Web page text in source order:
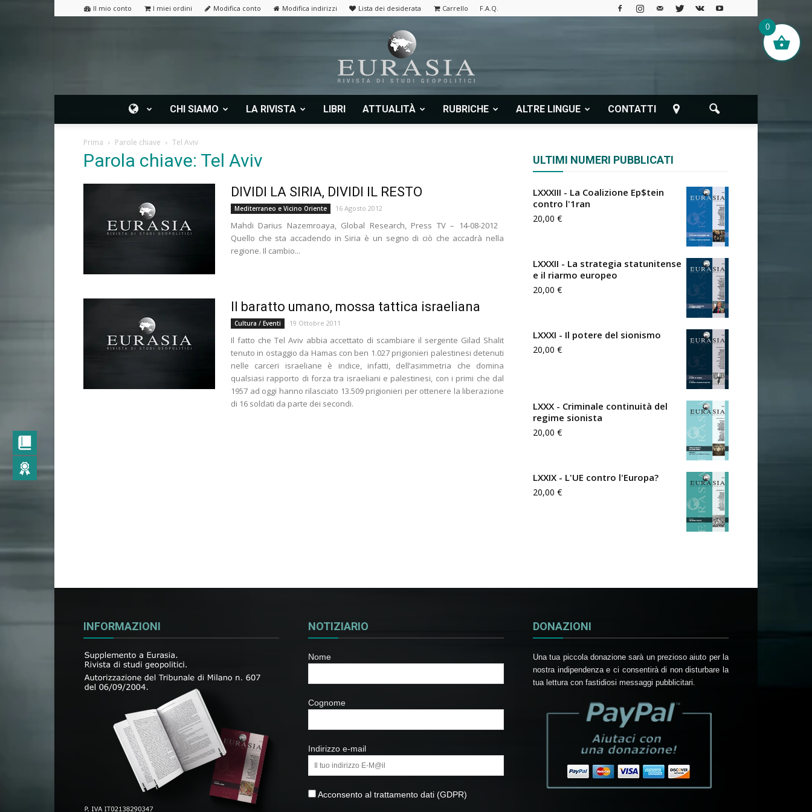
Il mio conto I miei ordini Modifica conto Modifica indirizzi Lista dei desiderata Carrello F.A.Q.
di
CHI SIAMO LA RIVISTA LIBRI ATTUALITÀ RUBRICHE ALTRE LINGUE CONTATTI
Prima Parole chiave Tel Aviv
Parola chiave: Tel Aviv
DIVIDI LA SIRIA, DIVIDI IL RESTO
Mediterraneo e Vicino Oriente 16 Agosto 2012
Mahdi Darius Nazemroaya, Global Research, Press TV – 14-08-2012
Quello che sta accadendo in Siria è un segno di ciò che accadrà nella
regione. Il cambio...
Il baratto umano, mossa tattica israeliana
Cultura / Eventi 19 Ottobre 2011
Il fatto che Tel Aviv abbia accettato di scambiare il sergente Gilad Shalit
tenuto in ostaggio da Hamas con ben 1.027 prigionieri palestinesi detenuti
nelle carceri israeliane è indice, infatti, dell’asimmetria che domina
qualsiasi rapporto di forza tra israeliani e palestinesi, con i primi che dal
1957 ad oggi hanno rilasciato 13.509 prigionieri per ottenere la liberazione
di 16 soldati da parte dei secondi.
ULTIMI NUMERI PUBBLICATI
LXXXIII - La Coalizione Ep$tein
contro l'1ran
20,00 €
LXXXII - La strategia statunitense
e il riarmo europeo
20,00 €
LXXXI - Il potere del sionismo
20,00 €
LXXX - Criminale continuità del
regime sionista
20,00 €
LXXIX - L'UE contro l'Europa?
20,00 €
INFORMAZIONI NOTIZIARIO
Nome
Cognome
Indirizzo e-mail
Acconsento al trattamento dati (GDPR)
DONAZIONI
Una tua piccola donazione sarà un prezioso aiuto per la
nostra indipendenza e ci consentirà di non disturbare la
tua lettura con fastidiosi messaggi pubblicitari.
0